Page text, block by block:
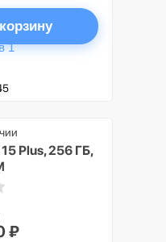
1
Plus, 256 ГБ,
₽